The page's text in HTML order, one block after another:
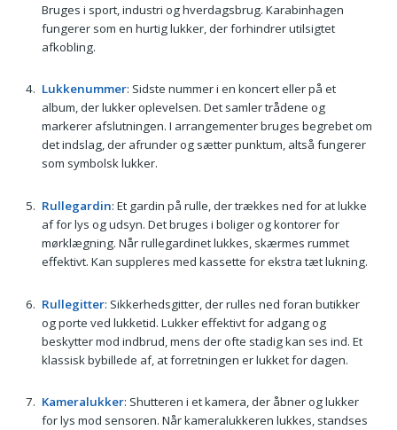
Bruges i sport, industri og hverdagsbrug. Karabinhagen
fungerer som en hurtig lukker, der forhindrer utilsigtet
afkobling.
Lukkenummer: Sidste nummer i en koncert eller på et
album, der lukker oplevelsen. Det samler trådene og
markerer afslutningen. I arrangementer bruges begrebet om
det indslag, der afrunder og sætter punktum, altså fungerer
som symbolsk lukker.
Rullegardin: Et gardin på rulle, der trækkes ned for at lukke
af for lys og udsyn. Det bruges i boliger og kontorer for
mørklægning. Når rullegardinet lukkes, skærmes rummet
effektivt. Kan suppleres med kassette for ekstra tæt lukning.
Rullegitter: Sikkerhedsgitter, der rulles ned foran butikker
og porte ved lukketid. Lukker effektivt for adgang og
beskytter mod indbrud, mens der ofte stadig kan ses ind. Et
klassisk bybillede af, at forretningen er lukket for dagen.
Kameralukker: Shutteren i et kamera, der åbner og lukker
for lys mod sensoren. Når kameralukkeren lukkes, standses